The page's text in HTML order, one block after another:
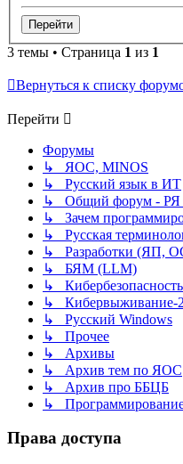
3 темы • Страница 1 из 1
Вернуться к списку
Перейти
Форумы
↳ ЯОС, MINOS
↳ Русский язык в ИТ
↳ Общий форум - РЯ
↳ Зачем
↳ Русская
↳ Разработки (ЯП,
↳ БЯМ (LLM)
↳ Кибербезопасность
↳ Кибервыживание-
↳ Русский Windows
↳ Прочее
↳ Архивы
↳ Архив тем по ЯОС
↳ Архив про ББЦБ
↳
Права доступа